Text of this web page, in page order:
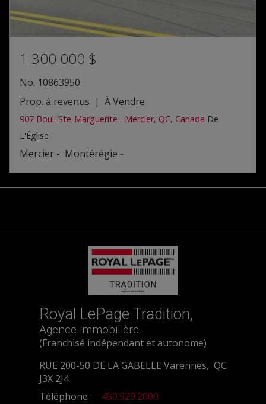
1 300 000 $
No. 10863950
Prop. à revenus | À Vendre
907 Boul. Ste-Marguerite , Mercier, QC, Canada De
L'Église
Mercier - Montérégie -
Royal LePage Tradition,
Agence immobilière
(Franchisé indépendant et autonome)
RUE 200-50 DE LA GABELLE Varennes, QC
J3X 2J4
Téléphone :
450.929.2000